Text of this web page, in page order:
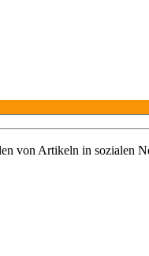
von Artikeln in sozialen